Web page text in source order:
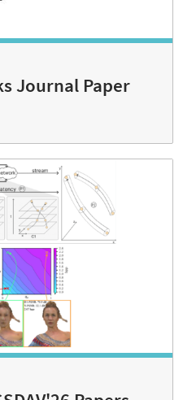
Journal Paper